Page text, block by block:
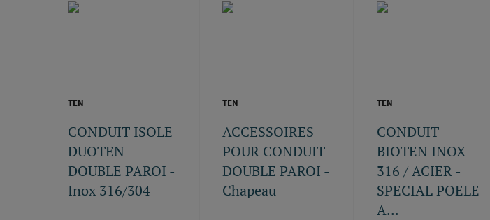
TEN
CONDUIT ISOLE
DUOTEN
DOUBLE PAROI -
Inox 316/304
TEN
ACCESSOIRES
POUR CONDUIT
DOUBLE PAROI -
Chapeau
TEN
CONDUIT
BIOTEN INOX
316 / ACIER -
SPECIAL POELE
A...